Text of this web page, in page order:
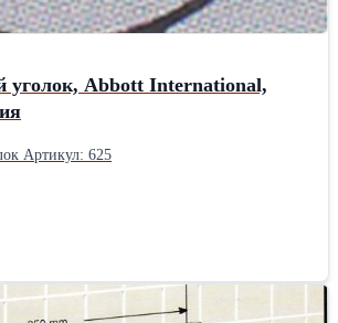
Abbott International,
Обрамляющий уголок Артикул: 625